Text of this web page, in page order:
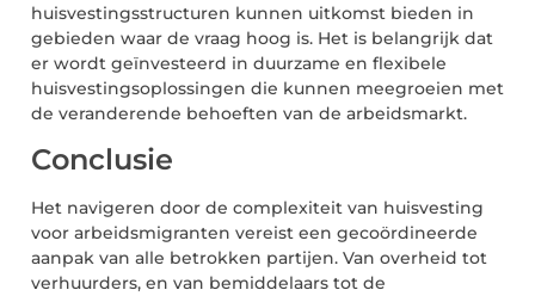
huisvestingsstructuren kunnen uitkomst bieden in
gebieden waar de vraag hoog is. Het is belangrijk dat
er wordt geïnvesteerd in duurzame en flexibele
huisvestingsoplossingen die kunnen meegroeien met
de veranderende behoeften van de arbeidsmarkt.
Conclusie
Het navigeren door de complexiteit van huisvesting
voor arbeidsmigranten vereist een gecoördineerde
aanpak van alle betrokken partijen. Van overheid tot
verhuurders, en van bemiddelaars tot de